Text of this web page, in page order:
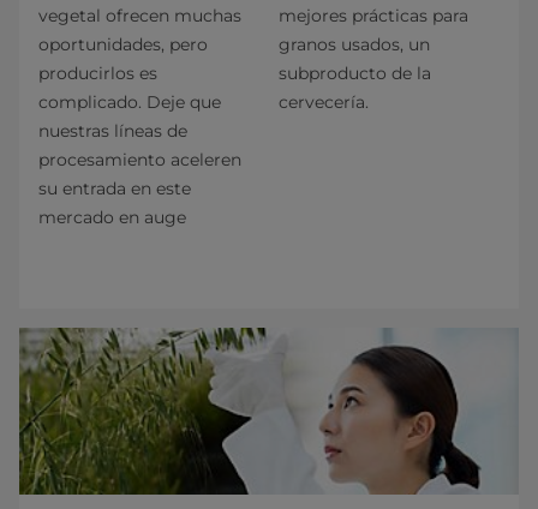
vegetal ofrecen muchas
oportunidades, pero
producirlos es
complicado. Deje que
nuestras líneas de
procesamiento aceleren
su entrada en este
mercado en auge
mejores prácticas para
granos usados, un
subproducto de la
cervecería.